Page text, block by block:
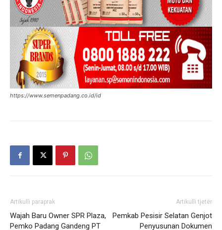
https://www.semenpadang.co.id/id
Artikulli paraprak
Wajah Baru Owner SPR Plaza,
Pemko Padang Gandeng PT
Artikulli tjetër
Pemkab Pesisir Selatan Genjot
Penyusunan Dokumen